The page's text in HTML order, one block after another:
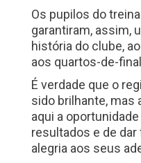
Os pupilos do
garantiram, assim,
história do clube,
aos quartos-de-
É verdade que o
sido brilhante, mas
aqui a
resultados e de
alegria aos seus